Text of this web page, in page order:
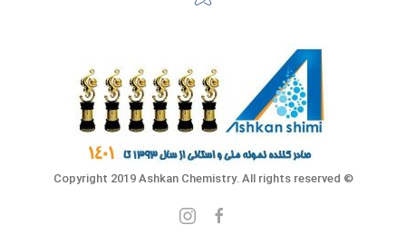
© Copyright 2019 Ashkan Chemistry. All rights reserved